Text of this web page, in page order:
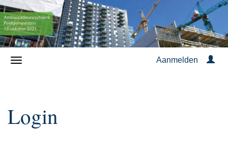
Aanmelden
Login